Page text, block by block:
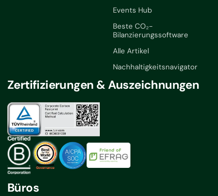
Events Hub
Beste CO₂-
Bilanzierungssoftware
Alle Artikel
Nachhaltigkeitsnavigator
Zertifizierungen & Auszeichnungen
Büros